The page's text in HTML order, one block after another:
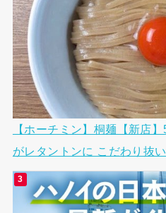
【ホーチミン】桐麺【新店
がレタントンに こだわり抜